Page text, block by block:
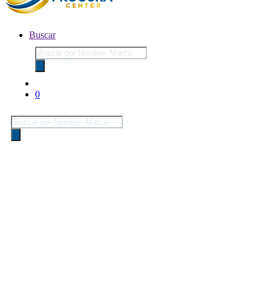
Buscar
Búsqueda
de
productos
0
Búsqueda
de
productos